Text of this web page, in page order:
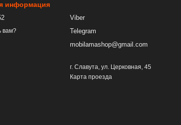
информация
вам?
Viber
Telegram
mobilamashop@gmail.com
г. Славута, ул. Церковная, 45
Карта проезда